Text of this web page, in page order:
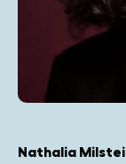
Nathalia